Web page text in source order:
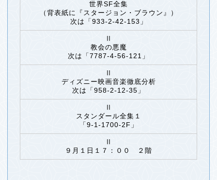
世界SF全集
（背表紙に『スタージョン・ブラウン』）
次は「933-2-42-153」
教会の悪魔
次は「7787-4-56-121」
ディズニー映画音楽徹底分析
次は「958-2-12-35」
スタンダール全集１
「9-1-1700-2F」
９月１日１７：００ ２階